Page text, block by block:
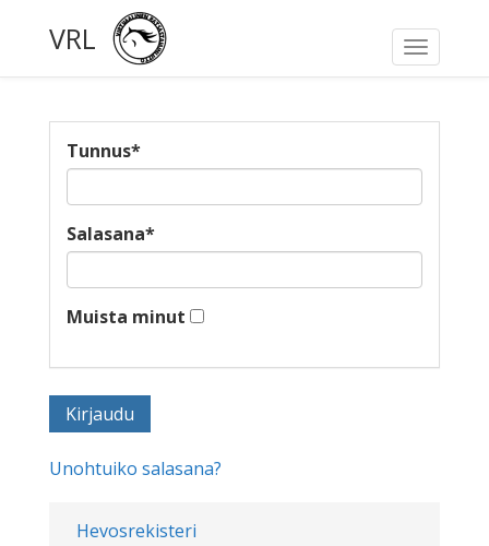
Toggle
VRL
Hevosrekisteri
Tunnus*
Salasana*
Muista minut
Unohtuiko salasana?